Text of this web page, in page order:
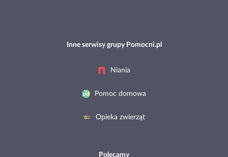
Inne serwisy grupy Pomocni.pl
Niania
Pomoc domowa
Opieka zwierząt
Polecamy